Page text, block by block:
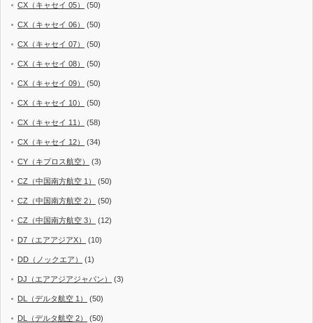
CX（キャセイ 05） (50)
CX（キャセイ 06） (50)
CX（キャセイ 07） (50)
CX（キャセイ 08） (50)
CX（キャセイ 09） (50)
CX（キャセイ 10） (50)
CX（キャセイ 11） (58)
CX（キャセイ 12） (34)
CY（キプロス航空） (3)
CZ（中国南方航空 1） (50)
CZ（中国南方航空 2） (50)
CZ（中国南方航空 3） (12)
D7（エアアジアX） (10)
DD（ノックエア） (1)
DJ（エアアジアジャパン） (3)
DL（デルタ航空 1） (50)
DL（デルタ航空 2） (50)